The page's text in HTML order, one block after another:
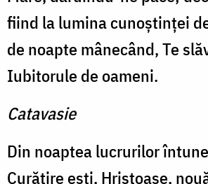
fiind la lumina cunoştinţei
de noapte mânecând, Te
Iubitorule de oameni.
Catavasie
Din noaptea lucrurilor
Curăţire eşti, Hristoase,